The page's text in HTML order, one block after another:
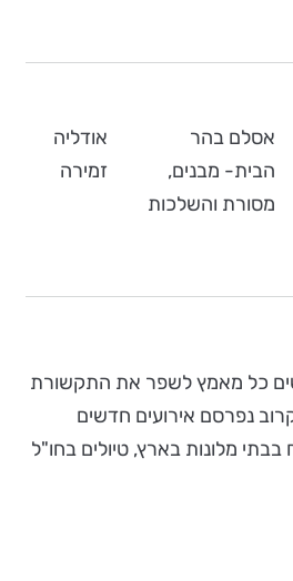
אסלם בהר
הבית- מבנים,
מסורת והשלכות
אודליה
זמירה
כל מאמץ לשפר את התקשורת
נפרסם אירועים חדשים
בבתי מלונות בארץ, טיולים בחו"ל